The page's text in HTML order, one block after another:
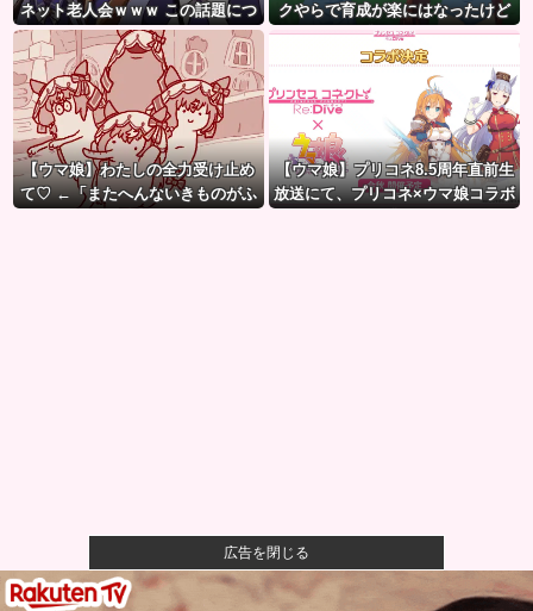
ネット老人会ｗｗｗ この話題につ
いていけないってマジ…！？
クやらで育成が楽にはなったけど
ハードルも高くなってるんだ。
【ウマ娘】わたしの全力受け止め
て♡ ←「またへんないきものがふ
【ウマ娘】プリコネ8.5周年直前生
放送にて、プリコネ×ウマ娘コラボ
広告を閉じる